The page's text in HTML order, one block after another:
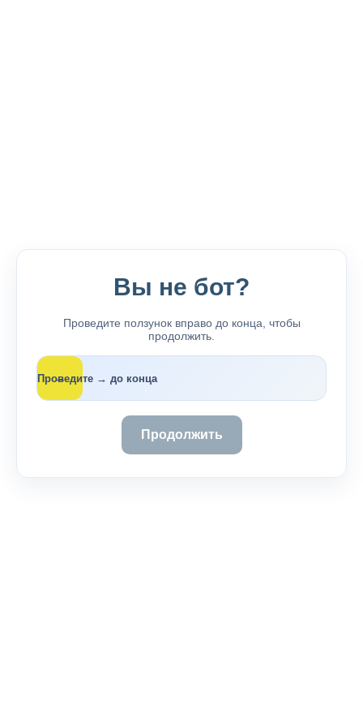
Вы не бот?
Проведите ползунок вправо до конца, чтобы
продолжить.
Проведите → до конца
→
Продолжить